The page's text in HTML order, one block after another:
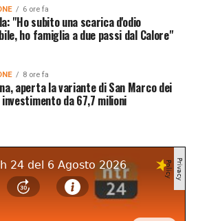
6 ore fa
"Ho subito una scarica d'odio
ho famiglia a due passi dal Calore"
8 ore fa
aperta la variante di San Marco dei
da 67,7 milioni